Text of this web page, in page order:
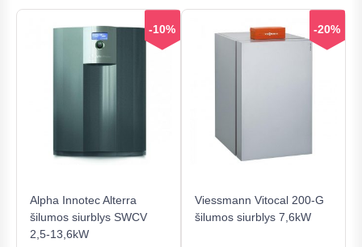
-10%
Alpha Innotec Alterra
šilumos siurblys SWCV
2,5-13,6kW
-20%
Viessmann Vitocal 200-G
šilumos siurblys 7,6kW